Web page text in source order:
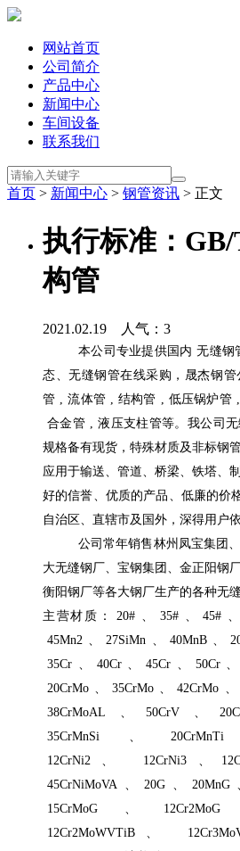
网站首页
公司简介
产品中心
新闻中心
车间设备
联系我们
首页 > 新闻中心 > 钢管资讯 > 正文
执行标准：GB/
构管
2021.02.19 人气： 3
本公司专业提供国内 无缝钢
态、无缝钢管在线采购，晟杰钢
管
流体管 结构管 低压锅炉管
合金管
液压支柱管等。我公司
规格备有现货，特殊材质及非标钢
应用于输送、管道、桥梁、铁塔、
好的信誉、优质的产品、低廉的价
自治区、直辖市及国外，深得用户依
公司常年销售林州凤宝集团
大无缝钢厂、宝钢集团、金正阳钢
衡阳钢厂等各大钢厂生产的各种无
主营材质：
20# 35# 45#
45Mn2
27SiMn 40MnB
35Cr
40Cr 45Cr 50Cr
20CrMo
35CrMo 42CrMo
38CrMoAL
50CrV
35CrMnSi
20CrMnTi
12CrNi2
12CrNi3
45CrNiMoVA
20G 20MnG
15CrMoG
12Cr2MoG
12Cr2MoWVTiB